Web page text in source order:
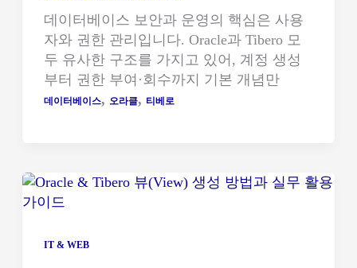
데이터베이스 보안과 운영의 핵심은 사용
자와 권한 관리입니다. Oracle과 Tibero 모
두 유사한 구조를 가지고 있어, 계정 생성
부터 권한 부여·회수까지 기본 개념만
데이터베이스, 오라클, 티베로
IT & WEB